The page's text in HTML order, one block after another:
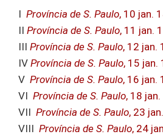
I Província de S. Paulo, 10 jan.
II Província de S. Paulo, 11 jan.
III Província de S. Paulo, 12 jan.
IV Província de S. Paulo, 15 jan.
V Província de S. Paulo, 16 jan.
VI Província de S. Paulo, 18
VII Província de S. Paulo, 23
VIII Província de S. Paulo, 24